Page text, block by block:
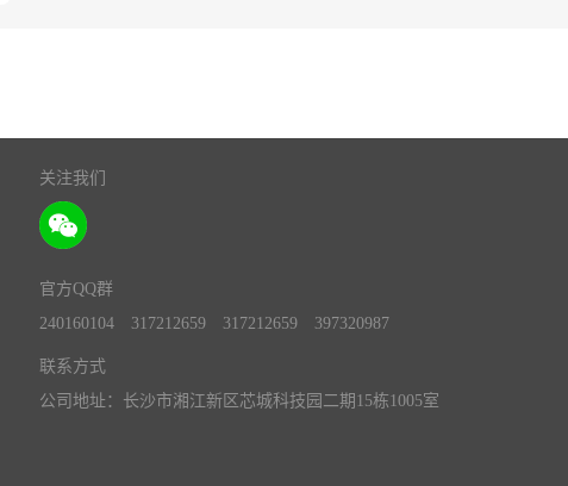
关注我们
官方QQ群
240160104
317212659 317212659 397320987
联系方式
公司地址：长沙市湘江新区芯城科技园二期15栋1005室